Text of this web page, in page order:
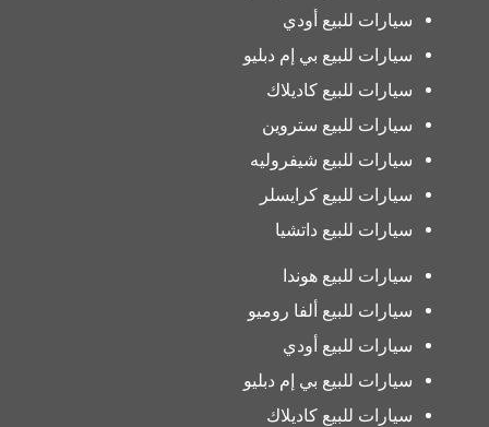
سيارات للبيع أودي
سيارات للبيع بي إم دبليو
سيارات للبيع كاديلاك
سيارات للبيع ستروين
سيارات للبيع شيفروليه
سيارات للبيع كرايسلر
سيارات للبيع داتشيا
سيارات للبيع هوندا
سيارات للبيع ألفا روميو
سيارات للبيع أودي
سيارات للبيع بي إم دبليو
سيارات للبيع كاديلاك